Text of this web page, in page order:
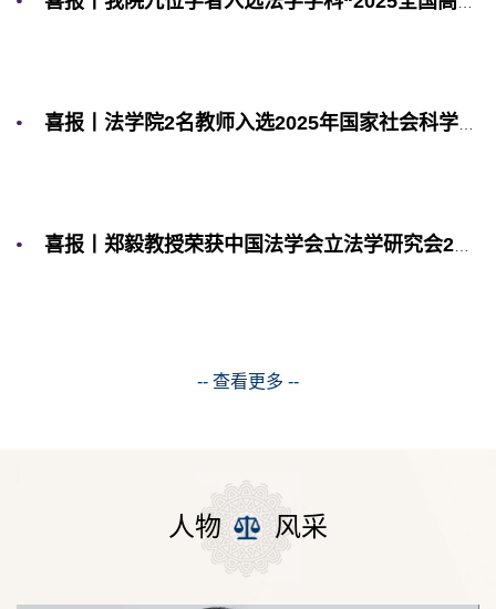
喜报丨法学院2名教师入选2025年国家社会科学基金后期资助暨优秀博士学位论文出版立项名单
喜报丨郑毅教授荣获中国法学会立法学研究会2025年学术年会青年论文奖一等奖
-- 查看更多 --
人物 风采